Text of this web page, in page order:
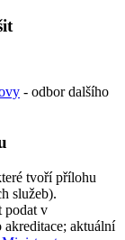
- odbor dalšího
tvoří přílohu
služeb).
podat v
akreditace; aktuální